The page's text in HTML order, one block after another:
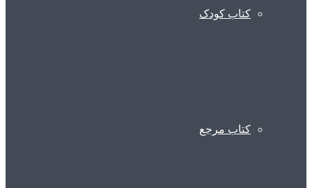
کتاب کودک
کتاب مرجع